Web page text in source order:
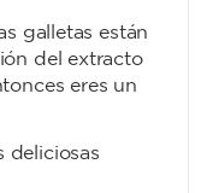
galletas están
del extracto
eres un
deliciosas